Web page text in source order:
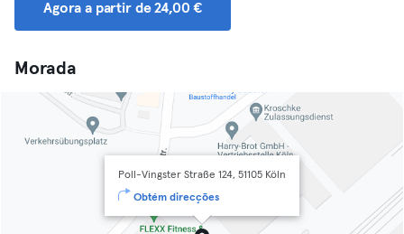
Agora a partir de 24,00 €
Morada
Poll-Vingster Straße 124, 51105 Köln
Obtém direcções